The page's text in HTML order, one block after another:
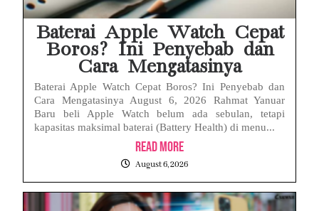
Baterai Apple Watch Cepat
Boros? Ini Penyebab dan
Cara Mengatasinya
Baterai Apple Watch Cepat Boros? Ini Penyebab dan
Cara Mengatasinya August 6, 2026 Rahmat Yanuar
Baru beli Apple Watch belum ada sebulan, tetapi
kapasitas maksimal baterai (Battery Health) di menu...
Read More
August 6, 2026